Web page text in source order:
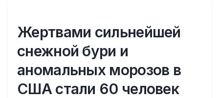
Жертвами сильнейшей
снежной бури и
аномальных морозов в
США стали 60 человек